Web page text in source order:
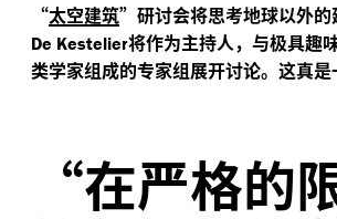
“太空建筑” 研讨会将思考地球以外的
De Kestelier将作为主持人，与极具趣
类学家组成的专家组展开讨论。这真是
“在严格的